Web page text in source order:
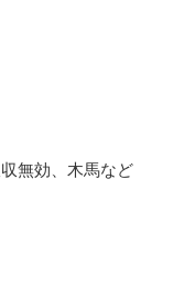
無効、木馬など